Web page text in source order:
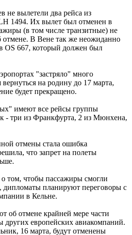
не вылетели два рейса из
1494. Их вылет был отменен в
(в том числе транзитные) не
В Вене так же неожиданно
OS 667, который должен был
"застряло" много
на родину до 17 марта,
будет прекращено.
имеют все рейсы группы
- три из Франкфурта, 2 из Мюнхена,
отмены стала ошибка
что запрет на полеты
том, чтобы пассажиры смогли
дипломаты планируют переговоры с
в Кельне.
об отмене крайней мере части
других европейских авиакомпаний.
16 марта, будут отменены